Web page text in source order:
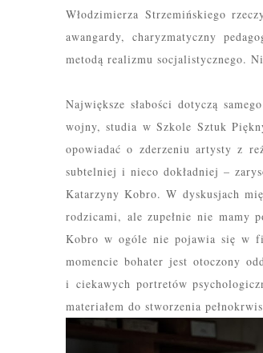
Włodzimierza Strzemińskiego
awangardy, charyzmatyczny
metodą realizmu socjalistycznego.
Największe słabości dotyczą
wojny, studia w Szkole Sztuk
opowiadać o zderzeniu artysty z
subtelniej i nieco dokładniej –
Katarzyny Kobro. W dyskusjach
rodzicami, ale zupełnie nie mamy
Kobro w ogóle nie pojawia się w
momencie bohater jest otoczony
i ciekawych portretów
materiałem do stworzenia